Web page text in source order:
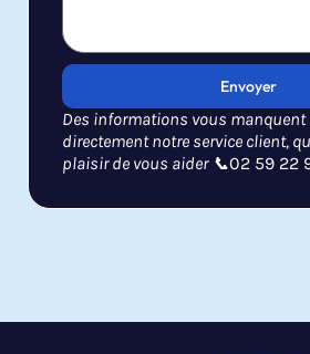
Envoyer
Des informations vous manquent
directement notre service client,
plaisir de vous aider 📞02 59 22